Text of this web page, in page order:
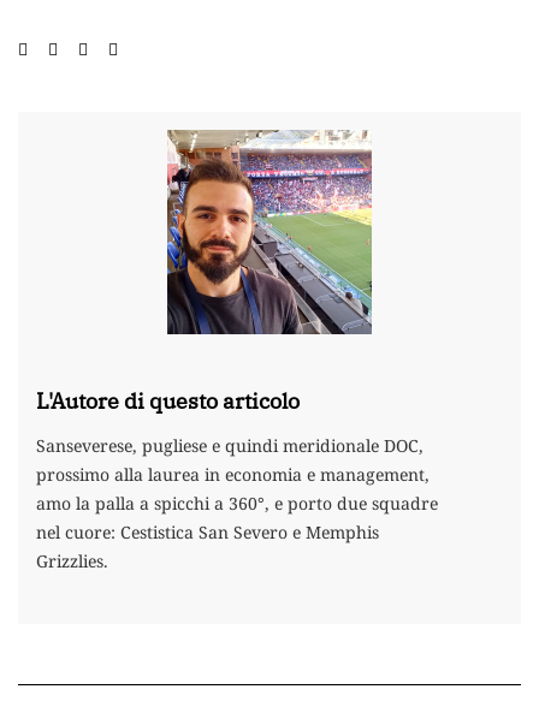
L'Autore di questo articolo
Sanseverese, pugliese e quindi meridionale DOC,
prossimo alla laurea in economia e management,
amo la palla a spicchi a 360°, e porto due squadre
nel cuore: Cestistica San Severo e Memphis
Grizzlies.